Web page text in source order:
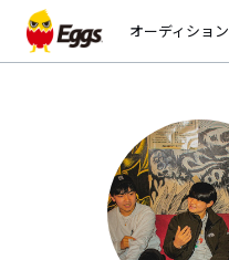
オーディション